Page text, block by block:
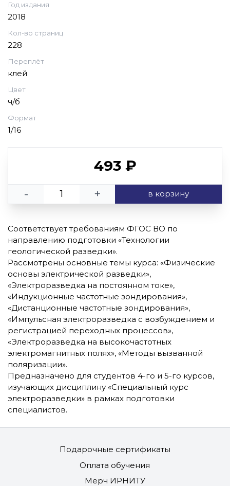
Год издания
2018
Кол-во страниц
228
Переплёт
клей
Цвет
ч/б
Формат
1/16
493 ₽
- + в корзину
Соответствует требованиям ФГОС ВО по
направлению подготовки «Технологии
геологической разведки».
Рассмотрены основные темы курса: «Физические
основы электрической разведки»,
«Электроразведка на постоянном токе»,
«Индукционные частотные зондирования»,
«Дистанционные частотные зондирования»,
«Импульсная электроразведка с возбуждением и
регистрацией переходных процессов»,
«Электроразведка на высокочастотных
электромагнитных полях», «Методы вызванной
поляризации».
Предназначено для студентов 4-го и 5-го курсов,
изучающих дисциплину «Специальный курс
электроразведки» в рамках подготовки
специалистов.
Подарочные сертификаты
Оплата обучения
Мерч ИРНИТУ